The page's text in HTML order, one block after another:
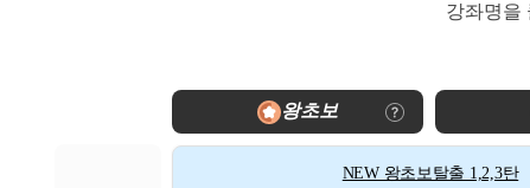
강좌명을
왕초보
NEW 왕초보탈출 1,2,3탄